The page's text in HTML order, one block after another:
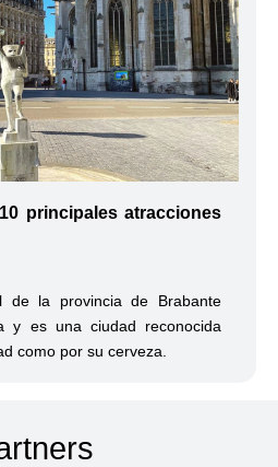
principales atracciones
de la provincia de Brabante
y es una ciudad reconocida
como por su cerveza.